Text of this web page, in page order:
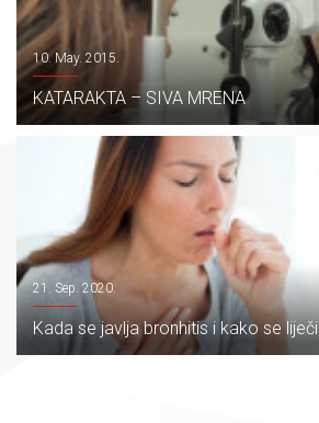
10. May. 2015.
KATARAKTA – SIVA MRENA
21. Sep. 2020.
Kada se javlja bronhitis i kako se liječi